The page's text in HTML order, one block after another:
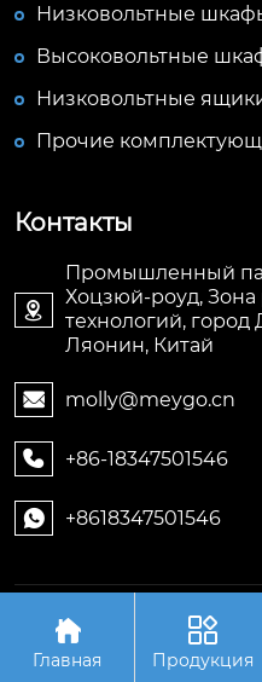
Низковольтные
Высоковольтные
Низковольтные
Прочие
Контакты

Промышленный
Хоцзюй-роуд, Зона
технологий,
Ляонин, Китай
 molly@meygo.cn
 +86-18347501546
 +8618347501546
Авторское право©ООО
Автоматизация

Главная

Продукция